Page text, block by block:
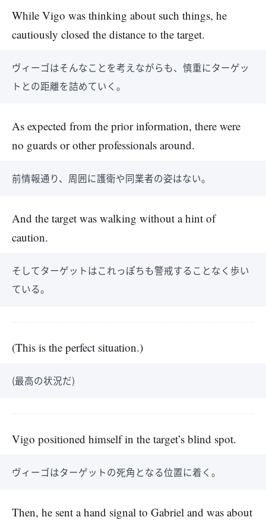
While Vigo was thinking about such things, he
cautiously closed the distance to the target.
ヴィーゴはそんなことを考えながらも、慎重にターゲッ
トとの距離を詰めていく。
As expected from the prior information, there were
no guards or other professionals around.
前情報通り、周囲に護衛や同業者の姿はない。
And the target was walking without a hint of
caution.
そしてターゲットはこれっぽちも警戒することなく歩い
ている。
(This is the perfect situation.)
(最高の状況だ)
Vigo positioned himself in the target’s blind spot.
ヴィーゴはターゲットの死角となる位置に着く。
Then, he sent a hand signal to Gabriel and was about